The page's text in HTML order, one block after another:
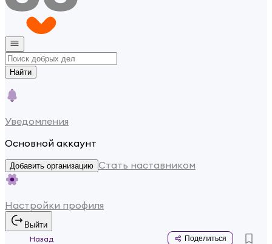
Найти
Уведомления
Основной аккаунт
Добавить организацию Стать наставником
Настройки профиля
Выйти
Назад
Поделиться